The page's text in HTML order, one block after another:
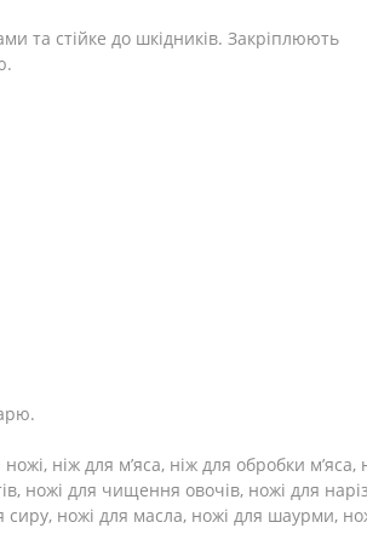
та стійке до шкідників. Закріплюють
ніж для м’яса, ніж для обробки м’яса,
ножі для чищення овочів, ножі для
сиру, ножі для масла, ножі для шаурми,